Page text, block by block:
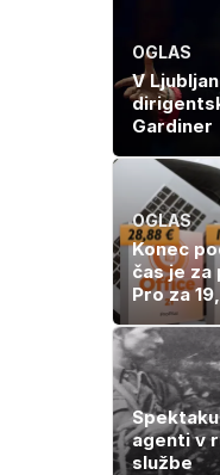
OGLAS
V
Gardiner
OGLAS
Konec
čas je za
Pro za
agenti v
službe